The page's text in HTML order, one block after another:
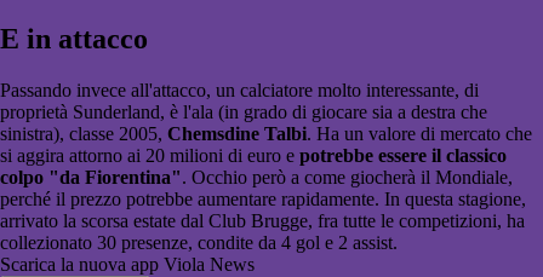
E in attacco
Passando invece all'attacco, un calciatore molto interessante, di
proprietà Sunderland, è l'ala (in grado di giocare sia a destra che
sinistra), classe 2005, Chemsdine Talbi. Ha un valore di mercato che
si aggira attorno ai 20 milioni di euro e potrebbe essere il classico
colpo "da Fiorentina". Occhio però a come giocherà il Mondiale,
perché il prezzo potrebbe aumentare rapidamente. In questa stagione,
arrivato la scorsa estate dal Club Brugge, fra tutte le competizioni, ha
collezionato 30 presenze, condite da 4 gol e 2 assist.
Scarica la nuova app Viola News